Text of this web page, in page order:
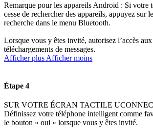
Remarque pour les appareils Android : Si votre
cesse de rechercher des appareils, appuyez sur
recherche dans le menu Bluetooth.
Lorsque vous y êtes invité, autorisez l’accès
téléchargements de messages.
Afficher plus Afficher moins
Étape 4
SUR VOTRE ÉCRAN TACTILE
Définissez votre téléphone intelligent comme
le bouton « oui » lorsque vous y êtes invité.